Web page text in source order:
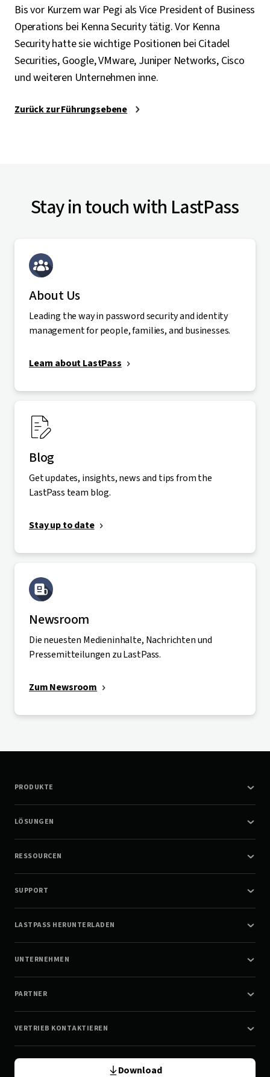
Bis vor Kurzem war Pegi als Vice President of Business
Operations bei Kenna Security tätig. Vor Kenna
Security hatte sie wichtige Positionen bei Citadel
Securities, Google, VMware, Juniper Networks, Cisco
und weiteren Unternehmen inne.
Zurück zur Führungsebene
Stay in touch with LastPass
About Us
Leading the way in password security and identity
management for people, families, and businesses.
Learn about LastPass
Blog
Get updates, insights, news and tips from the
LastPass team blog.
Stay up to date
Newsroom
Die neuesten Medieninhalte, Nachrichten und
Pressemitteilungen zu LastPass.
Zum Newsroom
PRODUKTE
LÖSUNGEN
RESSOURCEN
SUPPORT
LASTPASS HERUNTERLADEN
UNTERNEHMEN
PARTNER
VERTRIEB KONTAKTIEREN
Download